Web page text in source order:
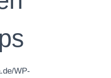
WP-